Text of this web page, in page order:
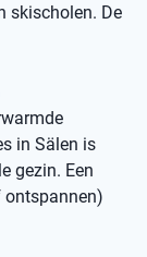
skischolen. De
in Sälen is
gezin. Een
ontspannen)